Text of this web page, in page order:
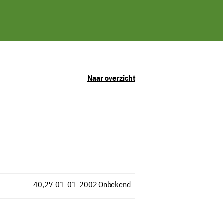
Naar overzicht
Onbekend
40,27 -
01-01-2002